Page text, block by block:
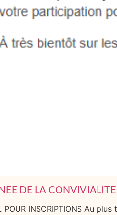
DE LA
POUR INSCRIPTIONS Au